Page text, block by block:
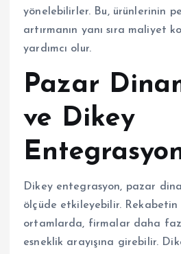
yönelebilirler. Bu, ürünlerinin
artırmanın yanı sıra maliyet
yardımcı olur.
Pazar
ve Dikey
Dikey entegrasyon, pazar
ölçüde etkileyebilir. Rekabetin
ortamlarda, firmalar daha
esneklik arayışına girebilir.